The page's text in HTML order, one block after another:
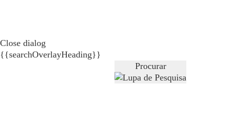
Close dialog
{{searchOverlayHeading}}
Procurar